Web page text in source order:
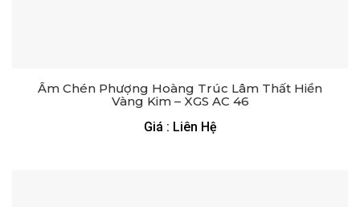
Ấm Chén Phượng Hoàng Trúc Lâm Thất Hiền
Vàng Kim – XGS AC 46
Giá : Liên Hệ